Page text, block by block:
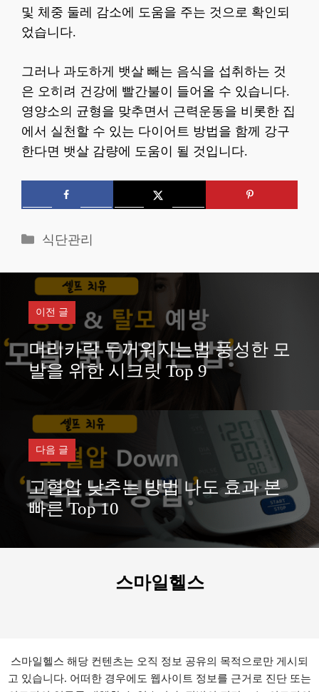
및 체중 둘레 감소에 도움을 주는 것으로 확인되
었습니다.
그러나 과도하게 뱃살 빼는 음식을 섭취하는 것
은 오히려 건강에 빨간불이 들어올 수 있습니다.
영양소의 균형을 맞추면서 근력운동을 비롯한 집
에서 실천할 수 있는 다이어트 방법을 함께 강구
한다면 뱃살 감량에 도움이 될 것입니다.
카
고
리
식단관리
이전 글
머리카락 두꺼워지는법 풍성한 모
발을 위한 시크릿 Top 9
다음 글
고혈압 낮추는 방법 나도 효과 본
빠른 Top 10
스마일헬스
스마일헬스 해당 컨텐츠는 오직 정보 공유의 목적으로만 게시되
고 있습니다. 어떠한 경우에도 웹사이트 정보를 근거로 진단 또는